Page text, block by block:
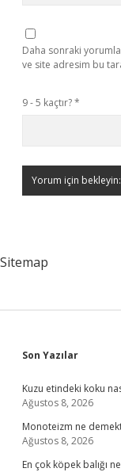
Daha sonraki
ve site adresim bu
9 - 5 kaçtır?*
Sitemap
Sidebar
Son Yazılar
Kuzu etindeki koku
Ağustos 8, 2026
Monoteizm ne
Ağustos 8, 2026
En çok köpek balığı